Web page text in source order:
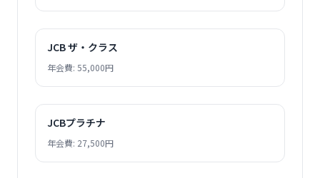
JCB ザ・クラス
年会費: 55,000円
JCBプラチナ
年会費: 27,500円